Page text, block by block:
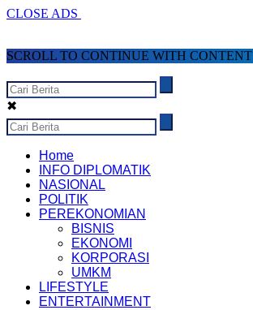
CLOSE ADS
SCROLL TO CONTINUE WITH CONTENT
✖
Home
INFO DIPLOMATIK
NASIONAL
POLITIK
PEREKONOMIAN
BISNIS
EKONOMI
KORPORASI
UMKM
LIFESTYLE
ENTERTAINMENT